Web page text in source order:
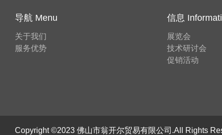
导航 Menu
关于我们
服务优势
信息
展览会
技术研讨会
促销活动
Copyright ©2023 佛山市翁开尔贸易有限公司.All Rights